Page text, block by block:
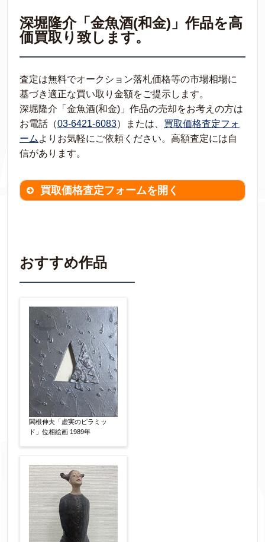
深堀隆介「金魚酒(和金)」作品を高
価買取り致します。
査定は無料でオークション落札価格等の市場相場に
基づき適正な買い取り金額をご提示します。
深堀隆介「金魚酒(和金)」作品の売却をお考えの方は
お電話（03-6421-6083）または、 買取価格査定フォ
ーム よりお気軽にご依頼ください。高額査定には自
信があります。
買取価格査定フォームを開く
※不明な項目は空欄で結構です。
▼
作品の作家名 【任意】
作品の画題 【任意】
作品の技法 【任意】
日本画
素描
立体
絵の画面サイズ 【任意】
おすすめ作品
関根伸夫「虚実のピラミッ
ド」位相絵画 1989年